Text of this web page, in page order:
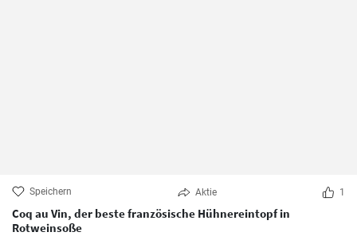
Speichern Aktie 1
Coq au Vin, der beste französische Hühnereintopf in
Rotweinsoße